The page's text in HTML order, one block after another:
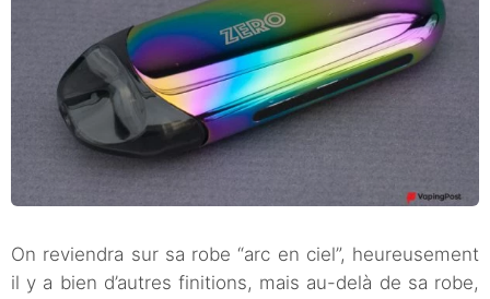
On reviendra sur sa robe “arc en ciel”, heureusement
il y a bien d’autres finitions, mais au-delà de sa robe,